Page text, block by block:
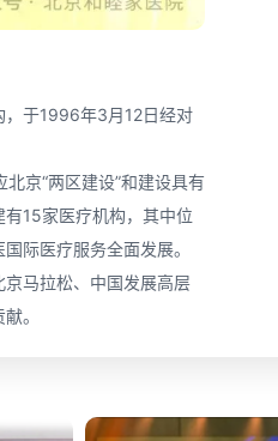
，于1996年3月12日经对
京“两区建设”和建设具有
15家医疗机构，其中位
际医疗服务全面发展。
马拉松、中国发展高层
。